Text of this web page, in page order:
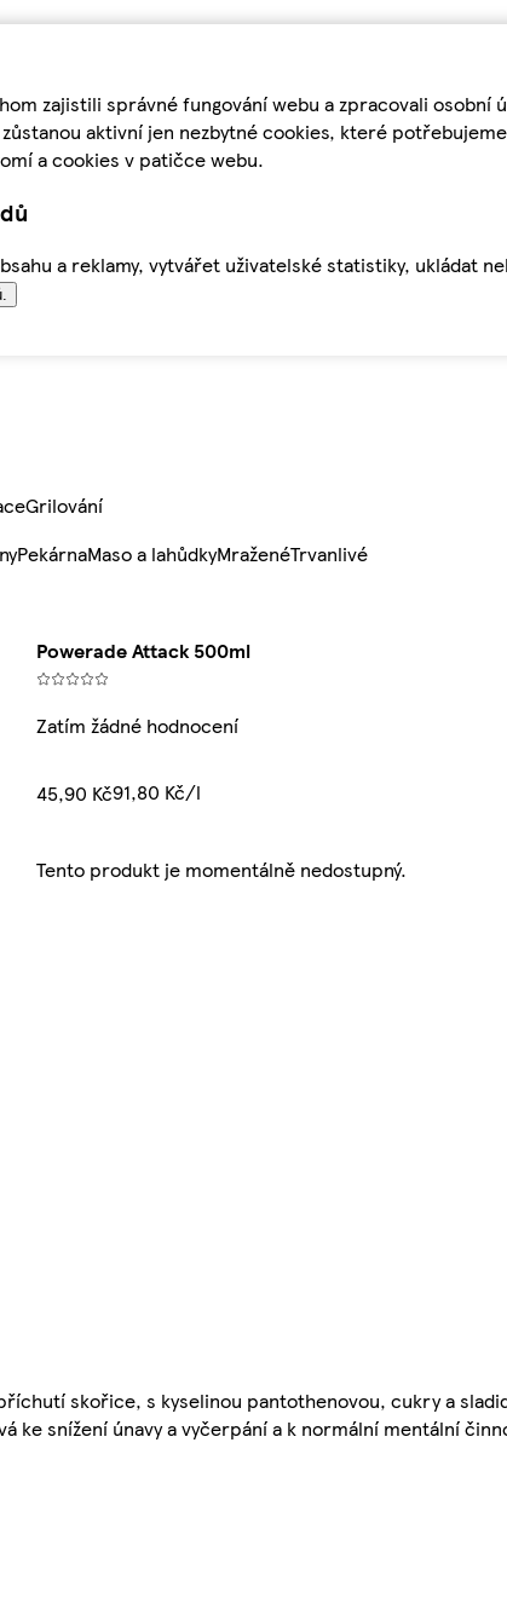
zajistili správné fungování webu a zpracovali
aktivní jen nezbytné cookies, které
a cookies v patičce webu.
a reklamy, vytvářet uživatelské statistiky, ukládat
Grilování
PekárnaMaso a lahůdkyMraženéTrvanlivé
Powerade Attack 500ml
Zatím žádné hodnocení
45,90 Kč91,80 Kč/l
Tento produkt je momentálně nedostupný.
skořice, s kyselinou pantothenovou, cukry a
snížení únavy a vyčerpání a k normální mentální